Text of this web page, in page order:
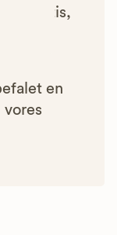
er gratis,
en
vores